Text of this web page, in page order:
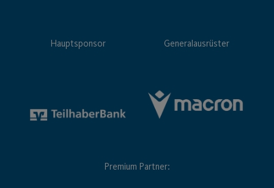
Hauptsponsor Generalausrüster
Premium Partner: